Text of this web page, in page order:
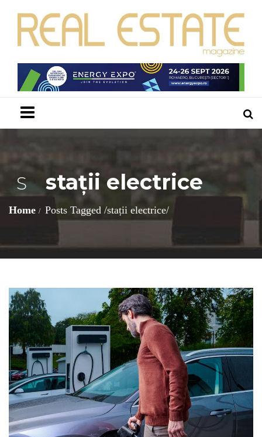
S stații electrice
Home Posts Tagged /stații electrice/